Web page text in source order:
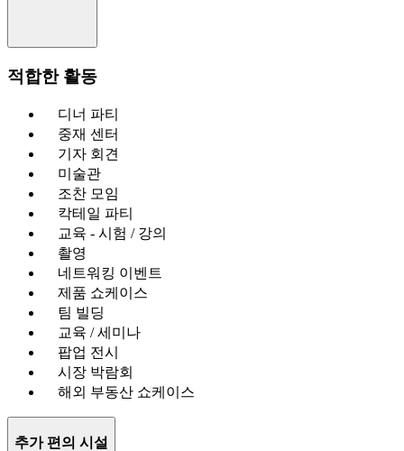
적합한 활동
디너 파티
중재 센터
기자 회견
미술관
조찬 모임
칵테일 파티
교육 - 시험 / 강의
촬영
네트워킹 이벤트
제품 쇼케이스
팀 빌딩
교육 / 세미나
팝업 전시
시장 박람회
해외 부동산 쇼케이스
추가 편의 시설